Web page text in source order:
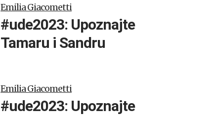
Emilia Giacometti
#ude2023: Upoznajte
Tamaru i Sandru
Emilia Giacometti
#ude2023: Upoznajte